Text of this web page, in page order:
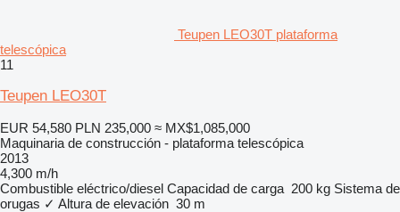
Teupen LEO30T plataforma
telescópica
11
Teupen LEO30T
EUR 54,580 PLN 235,000 ≈ MX$1,085,000
Maquinaria de construcción - plataforma telescópica
2013
4,300 m/h
Combustible eléctrico/diesel Capacidad de carga 200 kg Sistema de
orugas ✓ Altura de elevación 30 m